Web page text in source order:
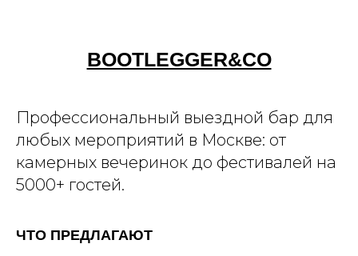
BOOTLEGGER&CO
Профессиональный выездной бар для
любых мероприятий в Москве: от
камерных вечеринок до фестивалей на
5000+ гостей.
ЧТО ПРЕДЛАГАЮТ